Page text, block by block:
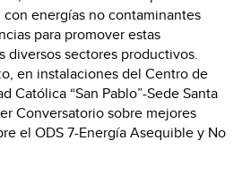
energías no contaminantes
para promover estas
diversos sectores productivos.
en instalaciones del Centro de
Católica “San Pablo”-Sede Santa
Conversatorio sobre mejores
el ODS 7-Energía Asequible y No